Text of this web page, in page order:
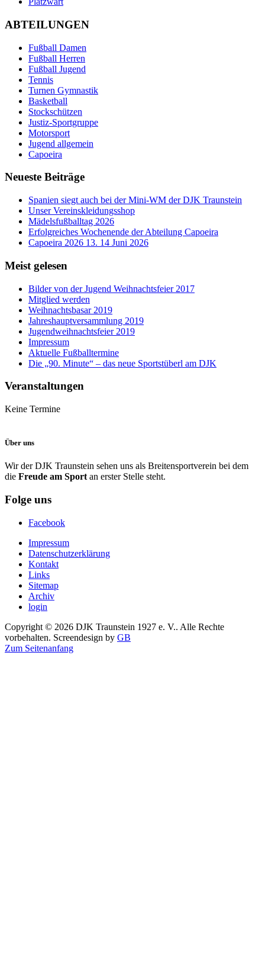
ABTEILUNGEN
Fußball Damen
Fußball Herren
Fußball Jugend
Tennis
Turnen Gymnastik
Basketball
Stockschützen
Justiz-Sportgruppe
Motorsport
Jugend allgemein
Capoeira
Neueste Beiträge
Spanien siegt auch bei der Mini-WM der DJK Traunstein
Unser Vereinskleidungsshop
Mädelsfußballtag 2026
Erfolgreiches Wochenende der Abteilung Capoeira
Capoeira 2026 13. 14 Juni 2026
Meist gelesen
Bilder von der Jugend Weihnachtsfeier 2017
Mitglied werden
Weihnachtsbasar 2019
Jahreshauptversammlung 2019
Jugendweihnachtsfeier 2019
Impressum
Aktuelle Fußballtermine
Die „90. Minute“ – das neue Sportstüberl am DJK
Veranstaltungen
Keine Termine
Über uns
Wir der DJK Traunstein sehen uns als Breitensportverein bei dem
die Freude am Sportan erster Stelle steht.
Folge uns
Facebook
Impressum
Datenschutzerklärung
Kontakt
Links
Sitemap
Archiv
login
Copyright © 2026 DJK Traunstein 1927 e. V.. Alle Rechte
vorbehalten. Screendesign by GB
Zum Seitenanfang